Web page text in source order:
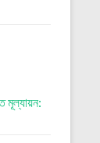
মূল্যায়ন: